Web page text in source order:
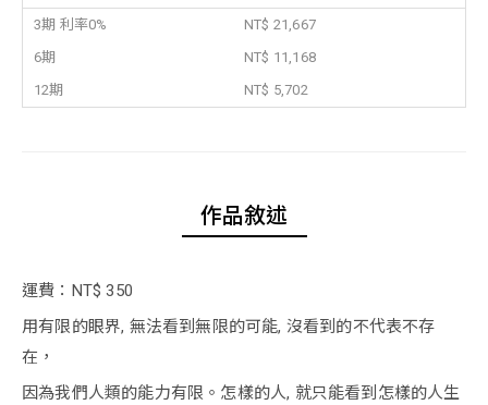
3期 利率0%
NT$ 21,667
6期
NT$ 11,168
12期
NT$ 5,702
作品敘述
運費：NT$ 350
用有限的眼界, 無法看到無限的可能, 沒看到的不代表不存
在，
因為我們人類的能力有限。怎樣的人, 就只能看到怎樣的人生